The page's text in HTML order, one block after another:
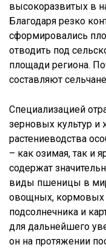
высокоразвитых в
Благодаря резко
сформировались
отводить под
площади региона.
составляют
Специализацией
зерновых культур и
растениеводства
– как озимая, так и
содержат
виды пшеницы в
овощных, кормовых
подсолнечника и
для дальнейшего
он на протяжении